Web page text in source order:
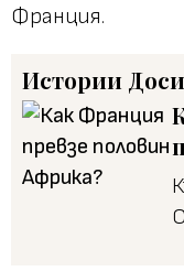
Франция.
Истории